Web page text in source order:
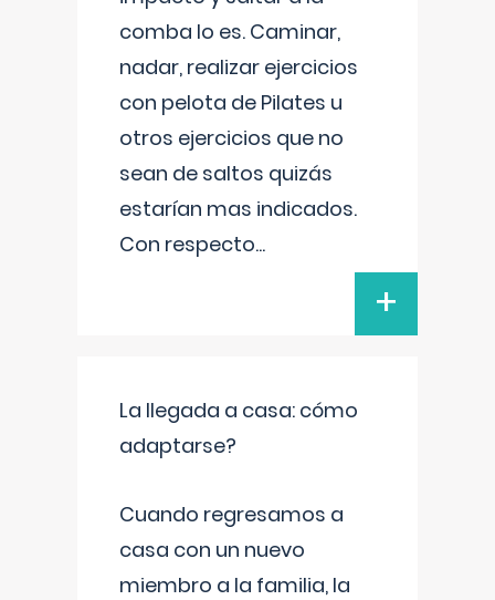
comba lo es. Caminar,
nadar, realizar ejercicios
con pelota de Pilates u
otros ejercicios que no
sean de saltos quizás
estarían mas indicados.
Con respecto...
+
La llegada a casa: cómo
adaptarse?
Cuando regresamos a
casa con un nuevo
miembro a la familia, la